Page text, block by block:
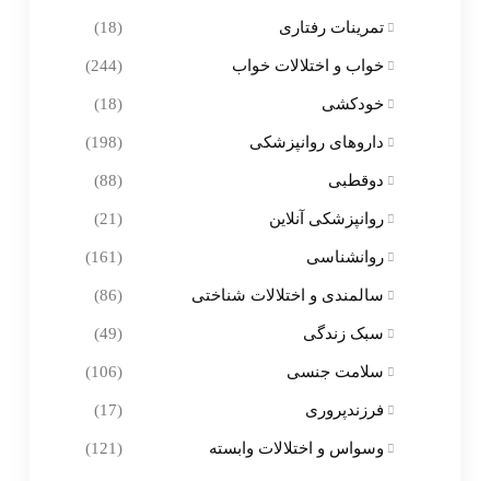
تمرینات رفتاری (18)
خواب و اختلالات خواب (244)
خودکشی (18)
داروهای روانپزشکی (198)
دوقطبی (88)
روانپزشکی آنلاین (21)
روانشناسی (161)
سالمندی و اختلالات شناختی (86)
سبک زندگی (49)
سلامت جنسی (106)
فرزندپروری (17)
وسواس و اختلالات وابسته (121)